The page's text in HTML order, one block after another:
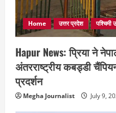
Home उत्तर प्रदेश पश्चिमी
Hapur News: प्रिया ने
अंतरराष्ट्रीय कबड्डी
प्रदर्शन
Megha Journalist July 9,